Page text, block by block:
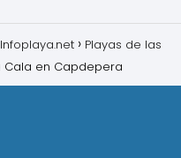
Playas de las
Cala en Capdepera